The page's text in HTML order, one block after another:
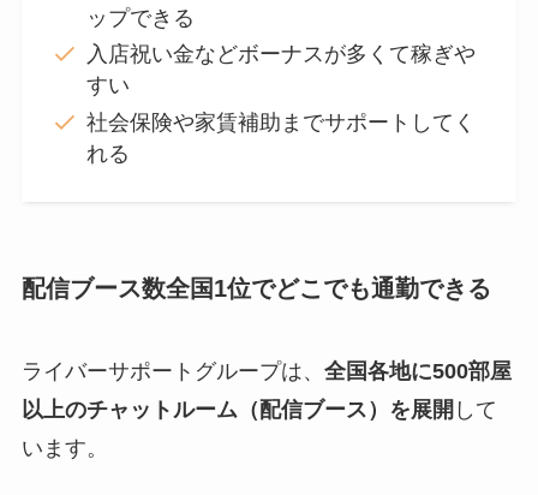
ップできる
入店祝い金などボーナスが多くて稼ぎや
すい
社会保険や家賃補助までサポートしてく
れる
配信ブース数全国1位でどこでも通勤できる
ライバーサポートグループは、 全国各地に500部屋
以上のチャットルーム（配信ブース）を展開 して
います。